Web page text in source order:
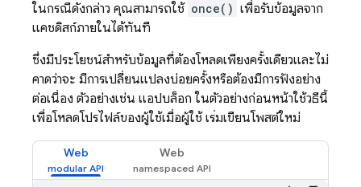
ในกรณีดังกล่าว คุณสามารถใช้ once() เพื่อรับข้อมูลจาก
แคชดิสก์ภายในได้ทันที
ซึ่งมีประโยชน์สำหรับข้อมูลที่ต้องโหลดเพียงครั้งเดียวและไม่
คาดว่าจะ มีการเปลี่ยนแปลงบ่อยครั้งหรือต้องมีการฟังอย่าง
ต่อเนื่อง ตัวอย่างเช่น แอปบล็อก ในตัวอย่างก่อนหน้าใช้วิธีนี้
เพื่อโหลดโปรไฟล์ของผู้ใช้เมื่อผู้ใช้ เริ่มเขียนโพสต์ใหม่
Web Web